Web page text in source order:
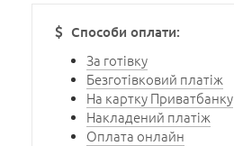
Способи оплати:
За готівку
Безготівковий платіж
На картку Приватбанку
Накладений платіж
Оплата онлайн